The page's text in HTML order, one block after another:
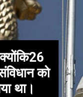
को
था।